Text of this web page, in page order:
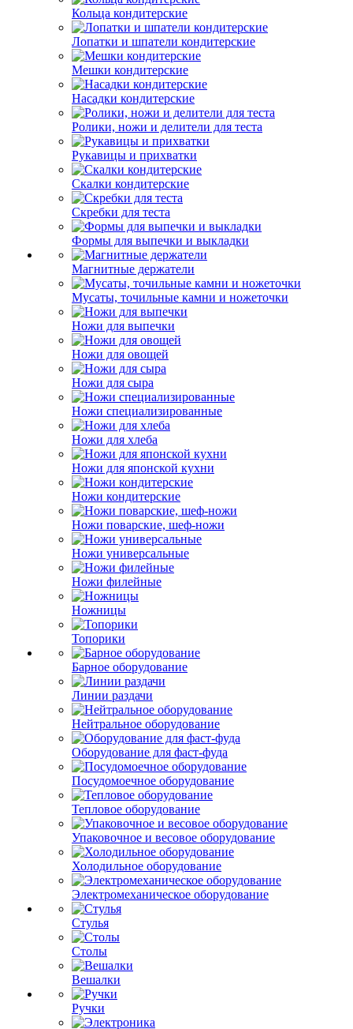
Кольца кондитерские
Лопатки и шпатели кондитерские
Мешки кондитерские
Насадки кондитерские
Ролики, ножи и делители для теста
Рукавицы и прихватки
Скалки кондитерские
Скребки для теста
Формы для выпечки и выкладки
Магнитные держатели
Мусаты, точильные камни и ножеточки
Ножи для выпечки
Ножи для овощей
Ножи для сыра
Ножи специализированные
Ножи для хлеба
Ножи для японской кухни
Ножи кондитерские
Ножи поварские, шеф-ножи
Ножи универсальные
Ножи филейные
Ножницы
Топорики
Барное оборудование
Линии раздачи
Нейтральное оборудование
Оборудование для фаст-фуда
Посудомоечное оборудование
Тепловое оборудование
Упаковочное и весовое оборудование
Холодильное оборудование
Электромеханическое оборудование
Стулья
Столы
Вешалки
Ручки